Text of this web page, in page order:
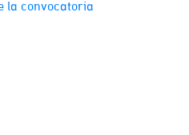
la convocatoria